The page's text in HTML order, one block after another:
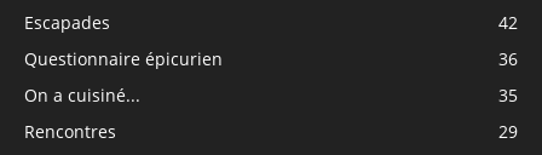
Escapades
42
Questionnaire épicurien
36
On a cuisiné...
35
Rencontres
29